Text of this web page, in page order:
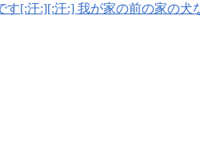
[:汗:][:汗:] 我が家の前の家の